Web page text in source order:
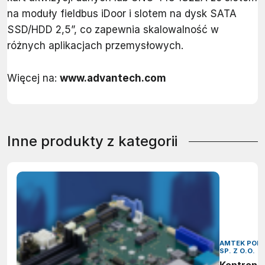
na moduły fieldbus iDoor i slotem na dysk SATA
SSD/HDD 2,5”, co zapewnia skalowalność w
różnych aplikacjach przemysłowych.
Więcej na: www.advantech.com
Inne produkty z kategorii
AMTEK
SP. Z O.O.